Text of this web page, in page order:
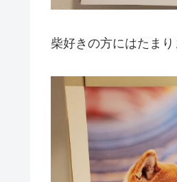
柴好きの方にはたまり